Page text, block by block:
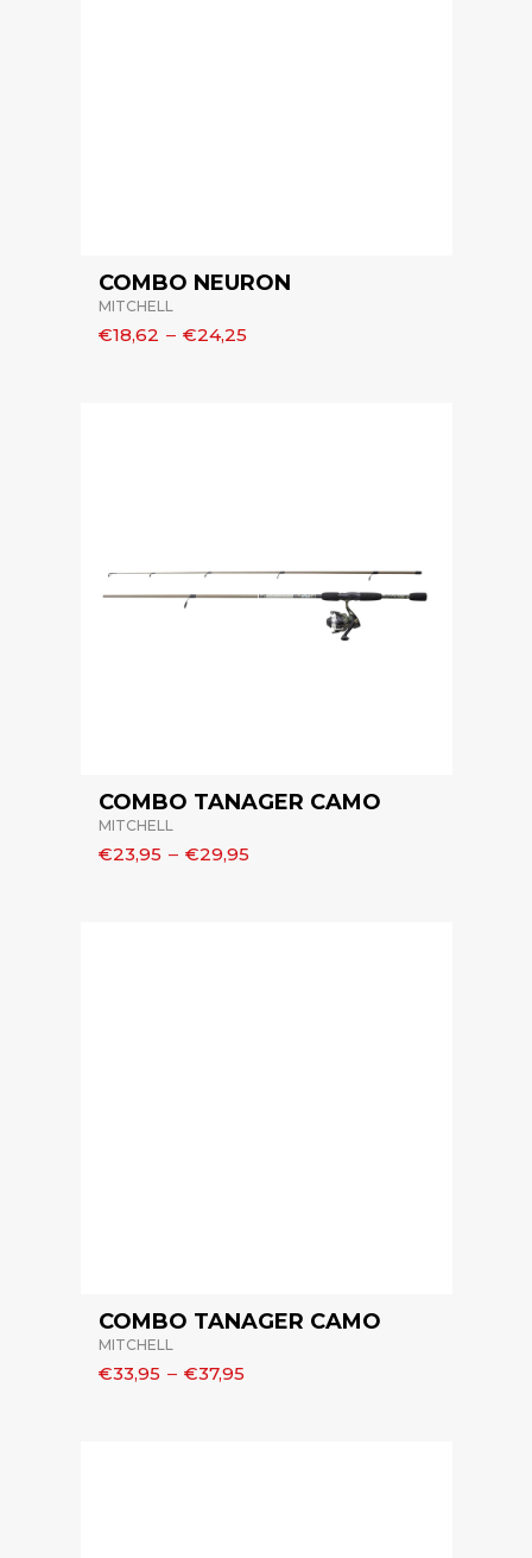
COMBO NEURON
MITCHELL
€18,62 – €24,25
COMBO TANAGER CAMO
MITCHELL
€23,95 – €29,95
COMBO TANAGER CAMO
MITCHELL
€33,95 – €37,95